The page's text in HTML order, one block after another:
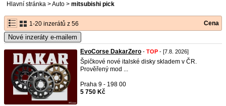
Hlavní stránka >Auto > mitsubishi pick
1-20 inzerátů z 56 Cena
Nové inzeráty e-mailem
EvoCorse DakarZero - TOP - [7.8. 2026]
Špičkové nové italské disky skladem v ČR.
Prověřený mod ...
Praha 9 - 198 00
5 750 Kč